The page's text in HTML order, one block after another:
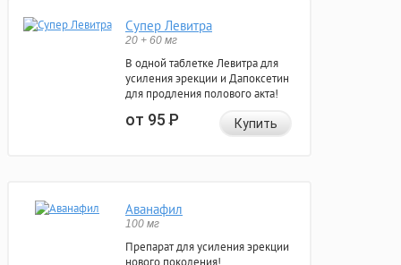
Супер Левитра
20 + 60 мг
В одной таблетке Левитра для
усиления эрекции и Дапоксетин
для продления полового акта!
от 95Р Купить
Аванафил
100 мг
Препарат для усиления эрекции